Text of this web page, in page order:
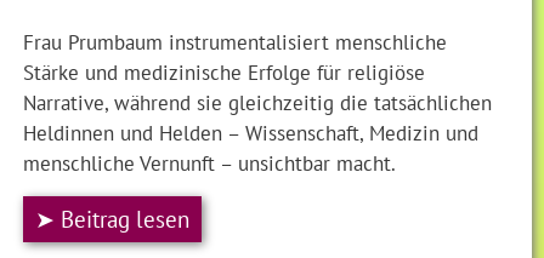
Frau Prumbaum instrumentalisiert menschliche
Stärke und medizinische Erfolge für religiöse
Narrative, während sie gleichzeitig die tatsächlichen
Heldinnen und Helden – Wissenschaft, Medizin und
menschliche Vernunft – unsichtbar macht.
➤ Beitrag lesen